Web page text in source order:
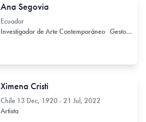
Ana Segovia
Ecuador
Investigador de Arte Contemporáneo Gestor de Arte Contemporáneo
Ximena Cristi
Chile 13 Dec, 1920 - 21 Jul, 2022
Artista